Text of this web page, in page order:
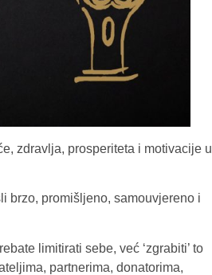
zdravlja, prosperiteta i motivacije u
brzo, promišljeno, samouvjereno i
limitirati sebe, već ‘zgrabiti’ to
partnerima, donatorima,